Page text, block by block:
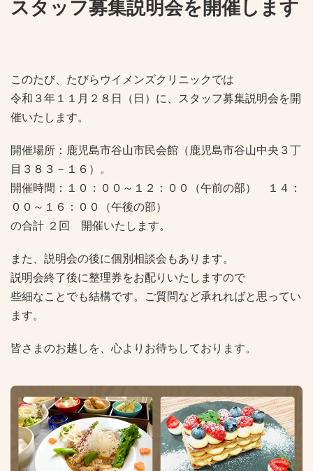
スタッフ募集説明会を開催します
このたび、たびらウイメンズクリニックでは
令和３年１１月２８日（日）に、スタッフ募集説明会を開
催いたします。
開催場所：鹿児島市谷山市民会館（鹿児島市谷山中央３丁
目３８３－１６）。
開催時間：１０：００～１２：００（午前の部） １４：
００～１６：００（午後の部）
の合計 ２回 開催いたします。
また、説明会の後に個別相談会もあります。
説明会終了後に整理券をお配りいたしますので
些細なことでも結構です。ご質問など承れればと思ってい
ます。
皆さまのお越しを、心よりお待ちしております。